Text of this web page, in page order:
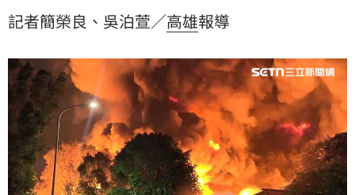
《空氣污染防制法》第32條規定，除依法裁處最高罰鍰
記者簡榮良、吳泊萱／高雄報導